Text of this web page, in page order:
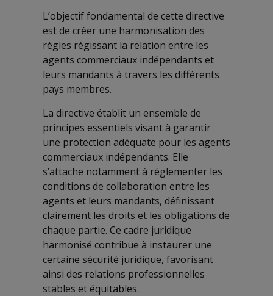
L’objectif fondamental de cette directive
est de créer une harmonisation des
règles régissant la relation entre les
agents commerciaux indépendants et
leurs mandants à travers les différents
pays membres.
La directive établit un ensemble de
principes essentiels visant à garantir
une protection adéquate pour les agents
commerciaux indépendants. Elle
s’attache notamment à réglementer les
conditions de collaboration entre les
agents et leurs mandants, définissant
clairement les droits et les obligations de
chaque partie. Ce cadre juridique
harmonisé contribue à instaurer une
certaine sécurité juridique, favorisant
ainsi des relations professionnelles
stables et équitables.